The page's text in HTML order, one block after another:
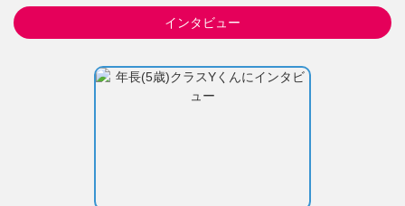
インタビュー